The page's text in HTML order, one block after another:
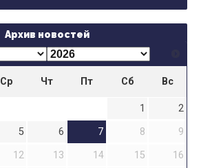
Архив новостей
Ср Чт Пт Сб Вс
1
2
5 6 7 8
9
12 13 14 15
16